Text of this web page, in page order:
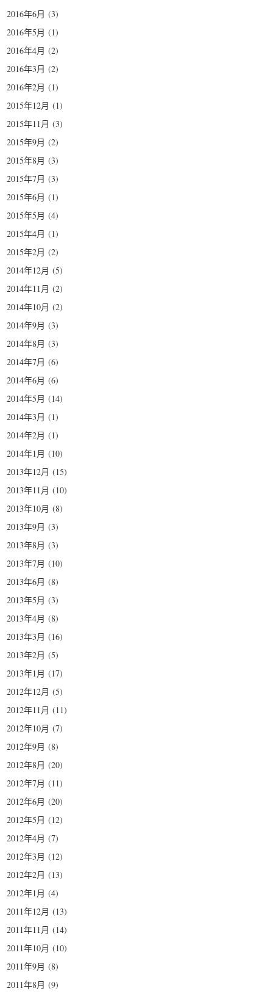
2016年6月 (3)
2016年5月 (1)
2016年4月 (2)
2016年3月 (2)
2016年2月 (1)
2015年12月 (1)
2015年11月 (3)
2015年9月 (2)
2015年8月 (3)
2015年7月 (3)
2015年6月 (1)
2015年5月 (4)
2015年4月 (1)
2015年2月 (2)
2014年12月 (5)
2014年11月 (2)
2014年10月 (2)
2014年9月 (3)
2014年8月 (3)
2014年7月 (6)
2014年6月 (6)
2014年5月 (14)
2014年3月 (1)
2014年2月 (1)
2014年1月 (10)
2013年12月 (15)
2013年11月 (10)
2013年10月 (8)
2013年9月 (3)
2013年8月 (3)
2013年7月 (10)
2013年6月 (8)
2013年5月 (3)
2013年4月 (8)
2013年3月 (16)
2013年2月 (5)
2013年1月 (17)
2012年12月 (5)
2012年11月 (11)
2012年10月 (7)
2012年9月 (8)
2012年8月 (20)
2012年7月 (11)
2012年6月 (20)
2012年5月 (12)
2012年4月 (7)
2012年3月 (12)
2012年2月 (13)
2012年1月 (4)
2011年12月 (13)
2011年11月 (14)
2011年10月 (10)
2011年9月 (8)
2011年8月 (9)